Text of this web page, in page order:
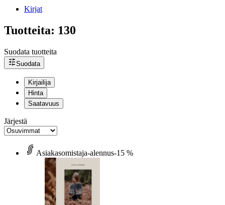
Kirjat
Tuotteita: 130
Suodata tuotteita
Suodata
Kirjailija
Hinta
Saatavuus
Järjestä
Asiakasomistaja-alennus-15 %